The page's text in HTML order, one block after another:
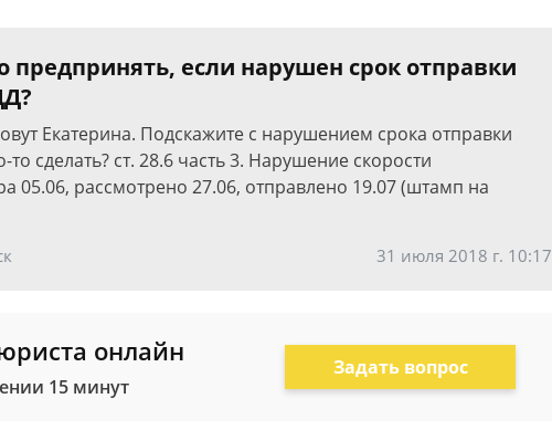
предпринять, если нарушен срок отправки
Екатерина. Подскажите с нарушением срока отправки
сделать? ст. 28.6 часть 3. Нарушение скорости
05.06, рассмотрено 27.06, отправлено 19.07 (штамп на
31 июля 2018 г. 10:17
онлайн
15 минут
Задать вопрос